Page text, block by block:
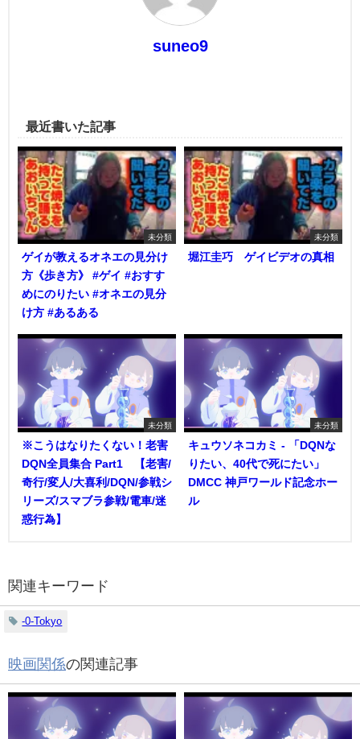
suneo9
最近書いた記事
未分類
ゲイが教えるオネエの見分け
方《歩き方》 #ゲイ #おすす
めにのりたい #オネエの見分
け方 #あるある
未分類
堀江圭巧 ゲイビデオの真相
未分類
※こうはなりたくない！老害
DQN全員集合 Part1 【老害/
奇行/変人/大喜利/DQN/参戦シ
リーズ/スマブラ参戦/電車/迷
惑行為】
未分類
キュウソネコカミ - 「DQNな
りたい、40代で死にたい」
DMCC 神戸ワールド記念ホー
ル
関連キーワード
-0-Tokyo
映画関係の関連記事